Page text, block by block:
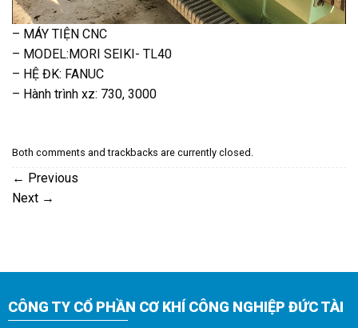
– MÁY TIỆN CNC
– MODEL:MORI SEIKI- TL40
– HỆ ĐK: FANUC
– Hành trình xz: 730, 3000
Both comments and trackbacks are currently closed.
← Previous
Next →
CÔNG TY CỔ PHẦN CƠ KHÍ CÔNG NGHIỆP ĐỨC TÀI